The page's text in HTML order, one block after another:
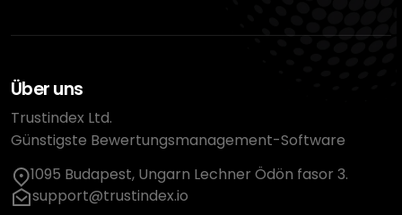
Über uns
Trustindex Ltd.
Günstigste Bewertungsmanagement-Software
1095 Budapest, Ungarn Lechner Ödön fasor 3.
support@trustindex.io